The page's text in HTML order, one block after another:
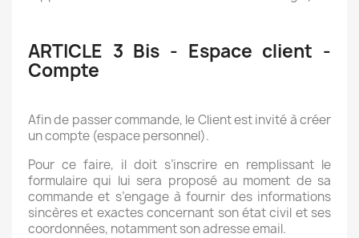
ARTICLE 3 Bis - Espace client -
Compte
Afin de passer commande, le Client est invité à créer
un compte (espace personnel).
Pour ce faire, il doit s’inscrire en remplissant le
formulaire qui lui sera proposé au moment de sa
commande et s’engage à fournir des informations
sincères et exactes concernant son état civil et ses
coordonnées, notamment son adresse email.